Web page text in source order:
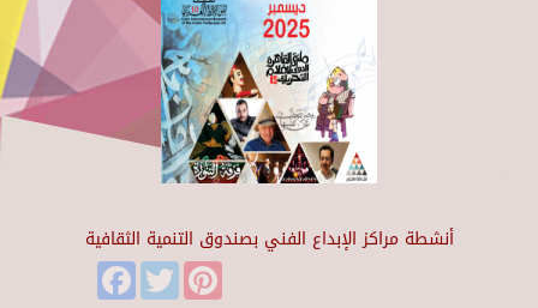
أنشطة مراكز الإبداع الفني بصندوق التنمية الثقافية
FacebookTwitter